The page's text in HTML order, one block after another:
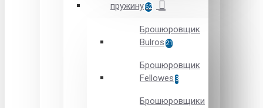
пружину62
Брошюровщик
Bulros 21
Брошюровщик
Fellowes 3
Брошюровщики